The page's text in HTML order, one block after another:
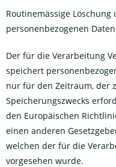
Routinemässige Löschung
personenbezogenen Daten
Der für die Verarbeitung
speichert
nur für den Zeitraum, der
Speicherungszwecks
den Europäischen
einen anderen
welchen der für die
vorgesehen wurde.